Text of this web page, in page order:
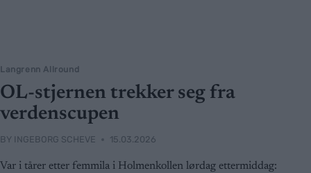
Langrenn Allround
OL-stjernen trekker seg fra
verdenscupen
BY INGEBORG SCHEVE 15.03.2026
Var i tårer etter femmila i Holmenkollen lørdag ettermiddag: